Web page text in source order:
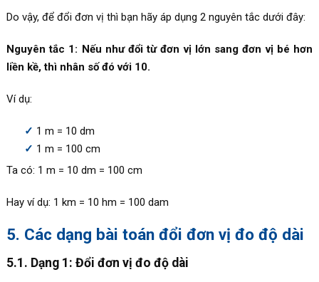
Do vậy, để đổi đơn vị thì bạn hãy áp dụng 2 nguyên tắc dưới đây:
Nguyên tắc 1: Nếu như đổi từ đơn vị lớn sang đơn vị bé hơn
liền kề, thì nhân số đó với 10.
Ví dụ:
1 m = 10 dm
1 m = 100 cm
Ta có: 1 m = 10 dm = 100 cm
Hay ví dụ: 1 km = 10 hm = 100 dam
5. Các dạng bài toán đổi đơn vị đo độ dài
5.1. Dạng 1: Đổi đơn vị đo độ dài